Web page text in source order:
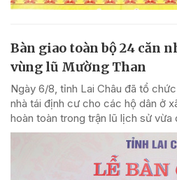
Bàn giao toàn bộ 24 căn
vùng lũ Mường Than
Ngày 6/8, tỉnh Lai Châu đã tổ
nhà tái định cư cho các hộ dân ở
hoàn toàn trong trận lũ lịch sử vừa